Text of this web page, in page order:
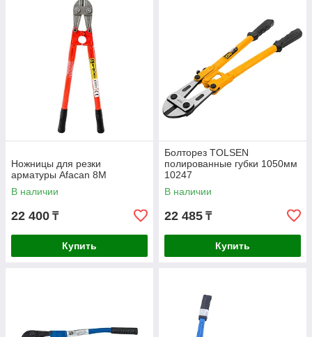
Ножницы для резки
арматуры Afacan 8M
В наличии
22 400 ₸
Купить
Болторез TOLSEN
полированные губки 1050мм
10247
В наличии
22 485 ₸
Купить